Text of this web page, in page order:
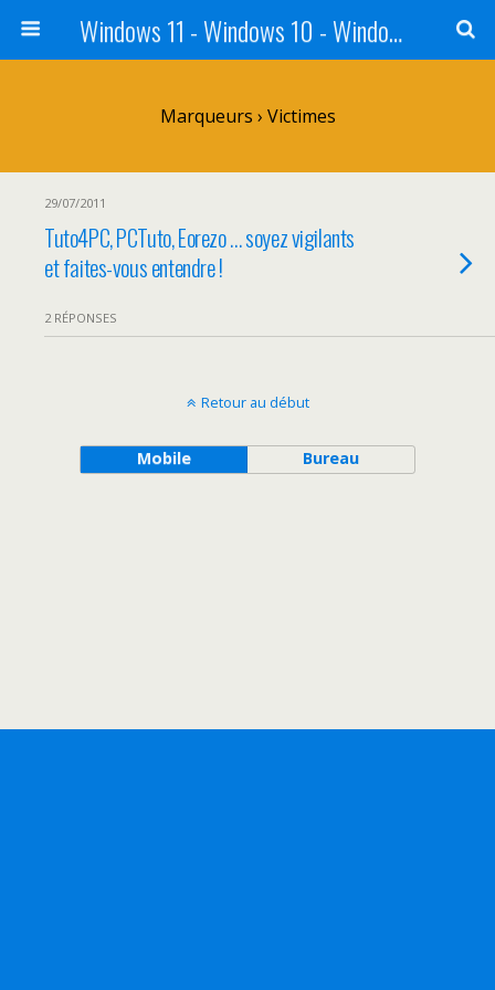
Windows 11 - Windows 10 - Windows 8 - Windows 7 - VISTA
Marqueurs › Victimes
29/07/2011
Tuto4PC, PCTuto, Eorezo … soyez vigilants
et faites-vous entendre !
2 RÉPONSES
Retour au début
Mobile Bureau